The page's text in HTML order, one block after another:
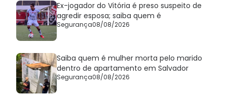
Ex-jogador do Vitória é preso suspeito de
agredir esposa; saiba quem é
Segurança08/08/2026
Saiba quem é mulher morta pelo marido
dentro de apartamento em Salvador
Segurança08/08/2026